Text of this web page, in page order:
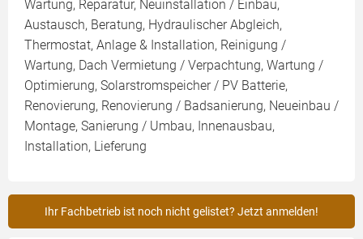
Wartung, Reparatur, Neuinstallation / Einbau,
Austausch, Beratung, Hydraulischer Abgleich,
Thermostat, Anlage & Installation, Reinigung /
Wartung, Dach Vermietung / Verpachtung, Wartung /
Optimierung, Solarstromspeicher / PV Batterie,
Renovierung, Renovierung / Badsanierung, Neueinbau /
Montage, Sanierung / Umbau, Innenausbau,
Installation, Lieferung
Ihr Fachbetrieb ist noch nicht gelistet? Jetzt anmelden!